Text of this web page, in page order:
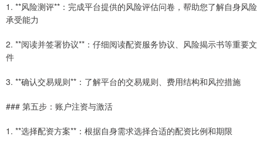
1. **风险测评**：完成平台提供的风险评估问卷，帮助您了解自身风险
承受能力
2. **阅读并签署协议**：仔细阅读配资服务协议、风险揭示书等重要文
件
3. **确认交易规则**：了解平台的交易规则、费用结构和风控措施
### 第五步：账户注资与激活
1. **选择配资方案**：根据自身需求选择合适的配资比例和期限